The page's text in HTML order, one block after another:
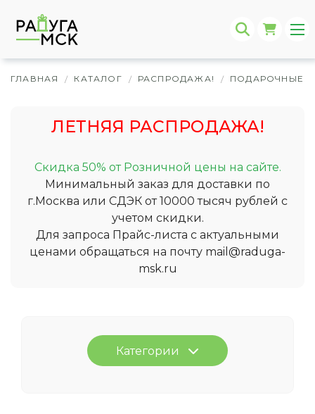
ГЛАВНАЯ / КАТАЛОГ / РАСПРОДАЖА! / ПОДАРОЧНЫЕ
ЛЕТНЯЯ РАСПРОДАЖА!
Скидка 50% от Розничной цены на сайте.
Минимальный заказ для доставки по
г.Москва или СДЭК от 10000 тысяч рублей с
учетом скидки.
Для запроса Прайс-листа с актуальными
ценами обращаться на почту mail@raduga-
msk.ru
Категории